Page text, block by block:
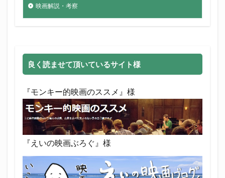
映画解説・考察
良く読ませて頂いているサイト様
『モンキー的映画のススメ』様
『えいの映画ぶろぐ』様